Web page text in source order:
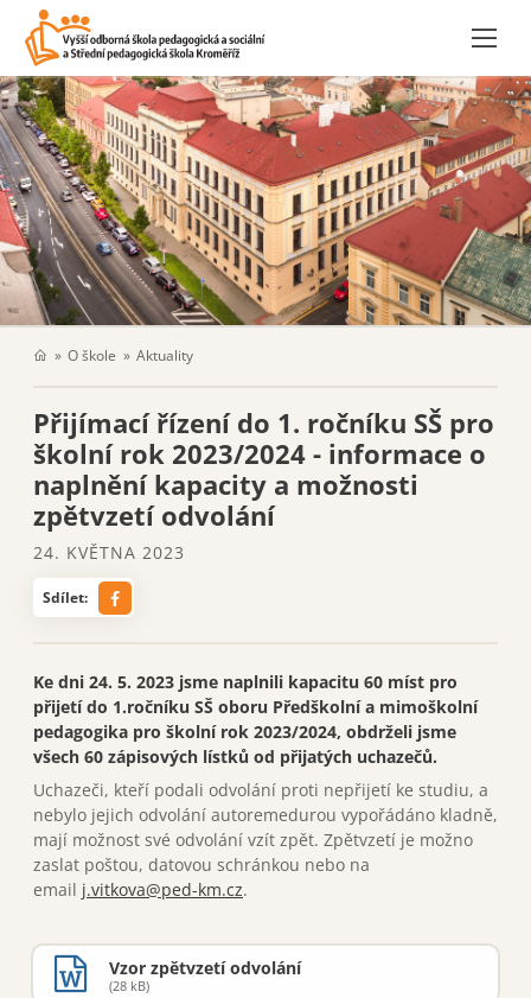
O škole Aktuality
Přijímací řízení do 1. ročníku SŠ pro
školní rok 2023/2024 - informace o
naplnění kapacity a možnosti
zpětvzetí odvolání
24. KVĚTNA 2023
Sdílet:
Ke dni 24. 5. 2023 jsme naplnili kapacitu 60 míst pro
přijetí do 1.ročníku SŠ oboru Předškolní a mimoškolní
pedagogika pro školní rok 2023/2024, obdrželi jsme
všech 60 zápisových lístků od přijatých uchazečů.
Uchazeči, kteří podali odvolání proti nepřijetí ke studiu, a
nebylo jejich odvolání autoremedurou vypořádáno kladně,
mají možnost své odvolání vzít zpět. Zpětvzetí je možno
zaslat poštou, datovou schránkou nebo na
email j.vitkova@ped-km.cz.
Vzor zpětvzetí odvolání
(28 kB)